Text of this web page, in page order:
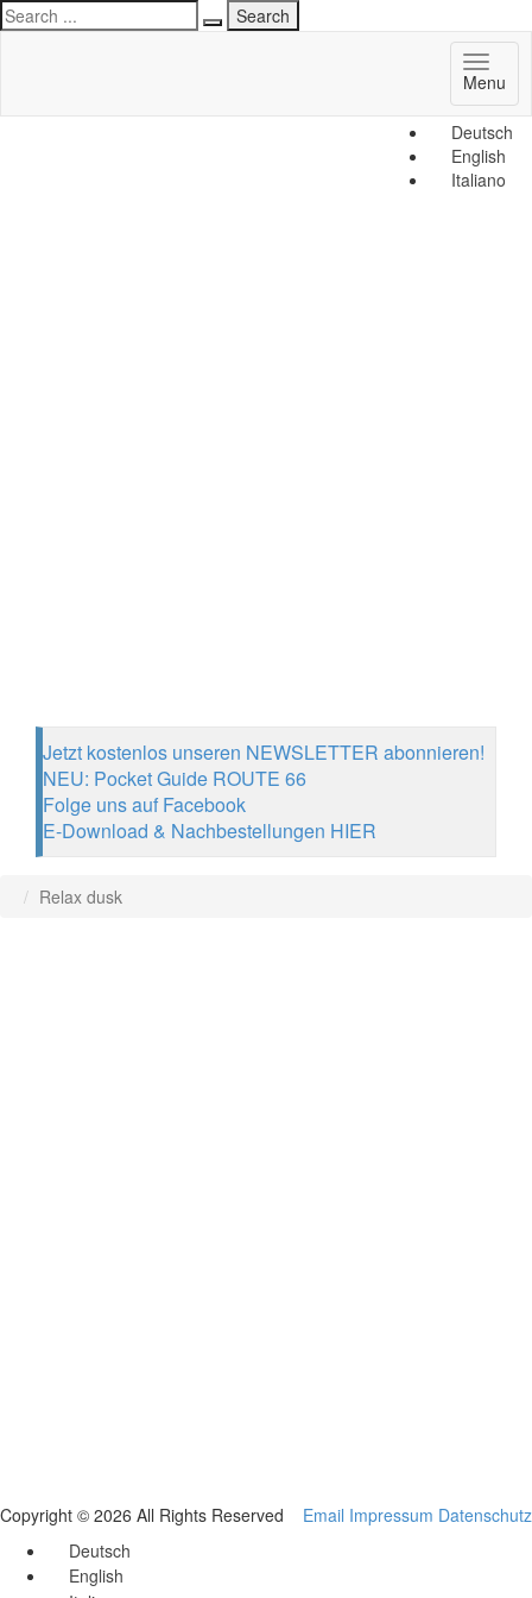
Deutsch
English
Italiano
Menu
Jetzt kostenlos unseren NEWSLETTER abonnieren!
NEU: Pocket Guide ROUTE 66
Folge uns auf Facebook
E-Download & Nachbestellungen HIER
Relax dusk
Copyright © 2026 All Rights Reserved Email Impressum Datenschutz
Deutsch
English